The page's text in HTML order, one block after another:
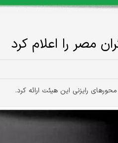
مصر را اعلام کرد
رایزنی این هیئت ارائه کرد.